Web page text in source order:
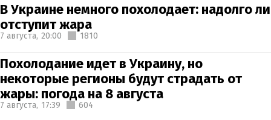
В Украине немного похолодает: надолго ли
отступит жара
7 августа, 20:00 1810
Похолодание идет в Украину, но
некоторые регионы будут страдать от
жары: погода на 8 августа
7 августа, 17:39 604